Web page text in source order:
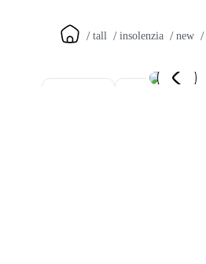
tall insolenzia new